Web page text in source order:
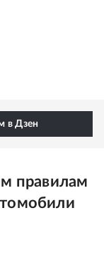
в Дзен
правилам